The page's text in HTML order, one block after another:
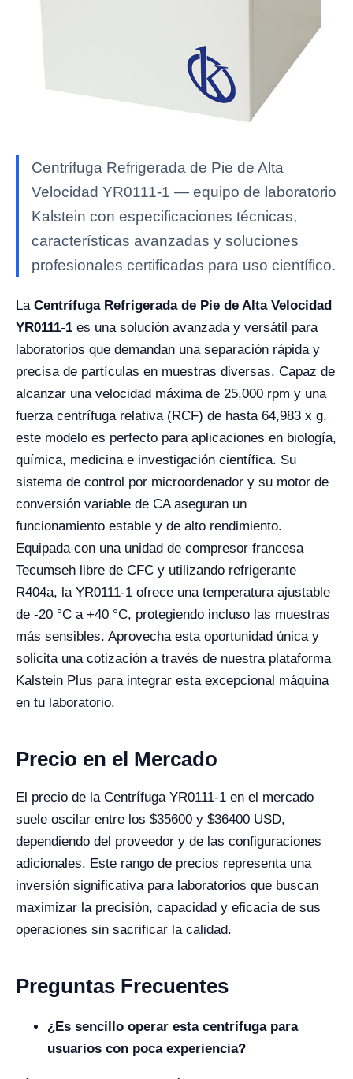
Centrífuga Refrigerada de Pie de Alta
Velocidad YR0111-1 — equipo de laboratorio
Kalstein con especificaciones técnicas,
características avanzadas y soluciones
profesionales certificadas para uso científico.
La Centrífuga Refrigerada de Pie de Alta Velocidad
YR0111-1 es una solución avanzada y versátil para
laboratorios que demandan una separación rápida y
precisa de partículas en muestras diversas. Capaz de
alcanzar una velocidad máxima de 25,000 rpm y una
fuerza centrífuga relativa (RCF) de hasta 64,983 x g,
este modelo es perfecto para aplicaciones en biología,
química, medicina e investigación científica. Su
sistema de control por microordenador y su motor de
conversión variable de CA aseguran un
funcionamiento estable y de alto rendimiento.
Equipada con una unidad de compresor francesa
Tecumseh libre de CFC y utilizando refrigerante
R404a, la YR0111-1 ofrece una temperatura ajustable
de -20 °C a +40 °C, protegiendo incluso las muestras
más sensibles. Aprovecha esta oportunidad única y
solicita una cotización a través de nuestra plataforma
Kalstein Plus para integrar esta excepcional máquina
en tu laboratorio.
Precio en el Mercado
El precio de la Centrífuga YR0111-1 en el mercado
suele oscilar entre los $35600 y $36400 USD,
dependiendo del proveedor y de las configuraciones
adicionales. Este rango de precios representa una
inversión significativa para laboratorios que buscan
maximizar la precisión, capacidad y eficacia de sus
operaciones sin sacrificar la calidad.
Preguntas Frecuentes
¿Es sencillo operar esta centrífuga para
usuarios con poca experiencia?